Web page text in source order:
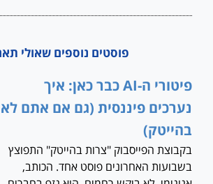
פוסטים נוספים שאולי
פיטורי ה-AI כבר כאן: איך
נערכים פיננסית (גם אם אתם לא
בהייטק)
בקבוצת הפייסבוק "צרות בהייטק" התפוצץ
בשבועות האחרונים פוסט אחד. הכותב,